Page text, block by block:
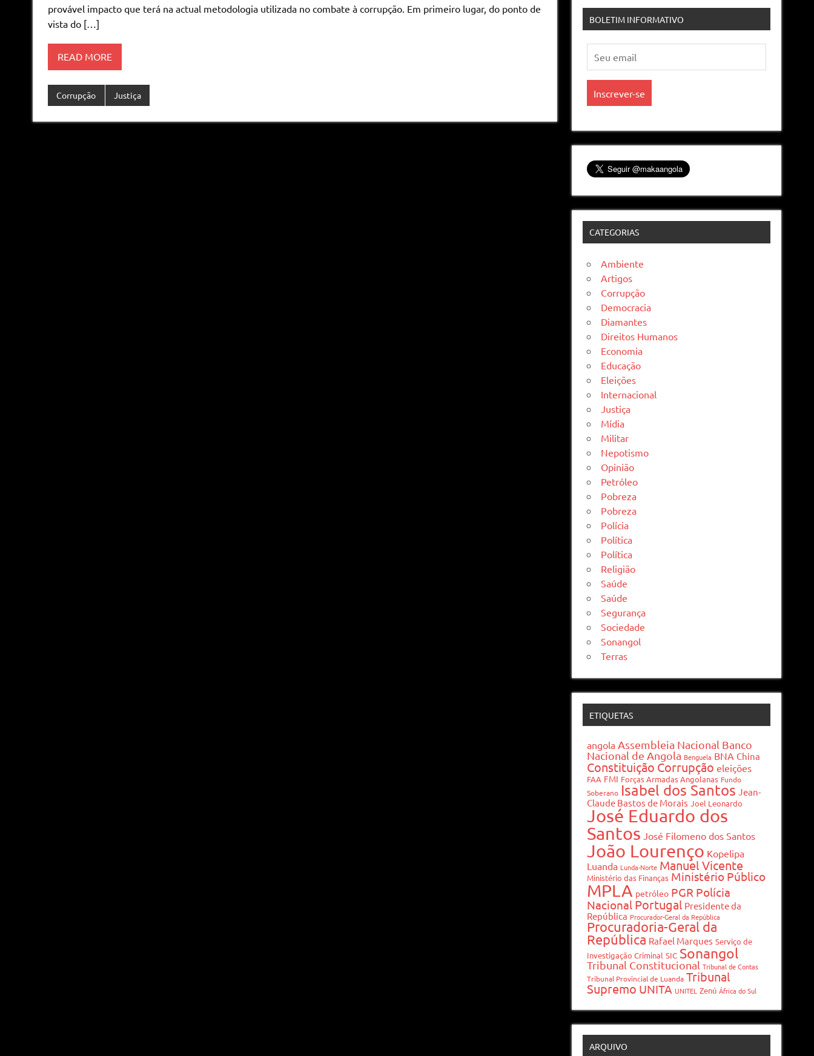
provável impacto que terá na actual metodologia utilizada no combate à corrupção. Em primeiro lugar, do ponto de
vista do […]
READ MORE
Corrupção Justiça
BOLETIM INFORMATIVO
CATEGORIAS
Ambiente
Artigos
Corrupção
Democracia
Diamantes
Direitos Humanos
Economia
Educação
Eleições
Internacional
Justiça
Mídia
Militar
Nepotismo
Opinião
Petróleo
Pobreza
Pobreza
Polícia
Política
Política
Religião
Saúde
Saúde
Segurança
Sociedade
Sonangol
Terras
ETIQUETAS
angola Assembleia Nacional Banco
Nacional de Angola Benguela BNA China
Constituição Corrupção eleições
FAA FMI Forças Armadas Angolanas Fundo
Soberano Isabel dos Santos Jean-
Claude Bastos de Morais Joel Leonardo
José Eduardo dos
Santos José Filomeno dos Santos
João Lourenço Kopelipa
Luanda Lunda-Norte Manuel Vicente
Ministério das Finanças Ministério Público
MPLA petróleo PGR Polícia
Nacional Portugal Presidente da
República Procurador-Geral da República
Procuradoria-Geral da
República Rafael Marques Serviço de
Investigação Criminal SIC Sonangol
Tribunal Constitucional Tribunal de Contas
Tribunal Provincial de Luanda Tribunal
Supremo UNITA UNITEL Zenú África do Sul
ARQUIVO